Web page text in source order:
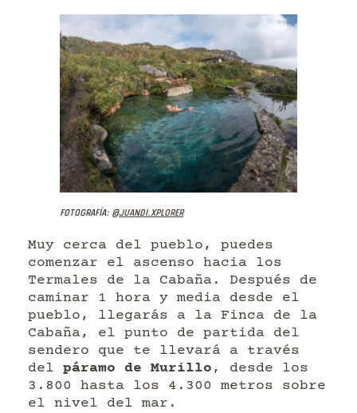
Fotografía: @juandi.xplorer
Muy cerca del pueblo, puedes
comenzar el ascenso hacia los
Termales de la Cabaña. Después de
caminar 1 hora y media desde el
pueblo, llegarás a la Finca de la
Cabaña, el punto de partida del
sendero que te llevará a través
del páramo de Murillo , desde los
3.800 hasta los 4.300 metros sobre
el nivel del mar.